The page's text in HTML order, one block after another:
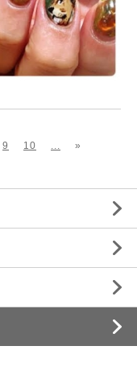
9 10 ... »